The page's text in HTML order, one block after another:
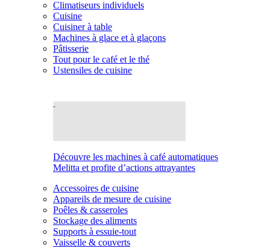
Climatiseurs individuels
Cuisine
Cuisiner à table
Machines à glace et à glaçons
Pâtisserie
Tout pour le café et le thé
Ustensiles de cuisine
Découvre les machines à café automatiques
Melitta et profite d’actions attrayantes
Accessoires de cuisine
Appareils de mesure de cuisine
Poêles & casseroles
Stockage des aliments
Supports à essuie-tout
Vaisselle & couverts